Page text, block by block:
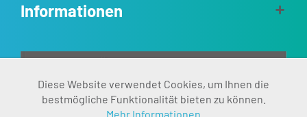
Informationen
Funktionale Aktiv
Diese Website verwendet Cookies, um Ihnen die
bestmögliche Funktionalität bieten zu können.
Mehr Informationen